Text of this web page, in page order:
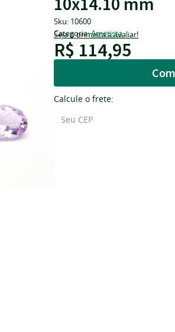
Sku: 10600
Categoria:Ametista
Seja o primeira a avaliar!
R$ 114,95
Calcule o frete: